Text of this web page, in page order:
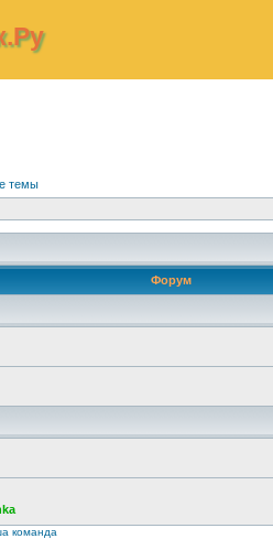
темы
Форум
команда